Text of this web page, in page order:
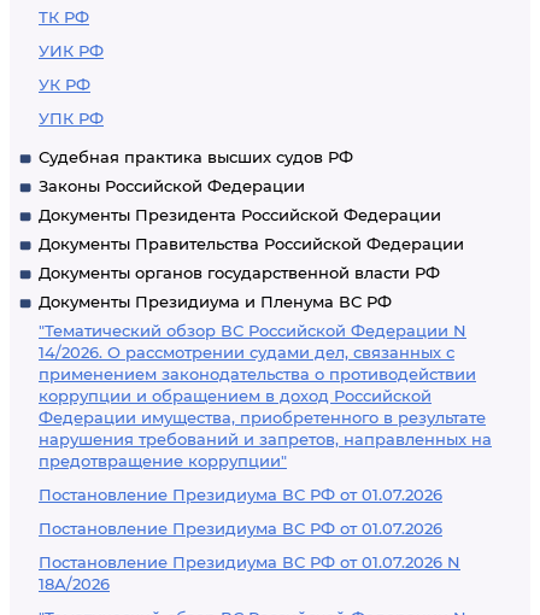
ТК РФ
УИК РФ
УК РФ
УПК РФ
Судебная практика высших судов РФ
Законы Российской Федерации
Документы Президента Российской Федерации
Документы Правительства Российской Федерации
Документы органов государственной власти РФ
Документы Президиума и Пленума ВС РФ
"Тематический обзор ВС Российской Федерации N
14/2026. О рассмотрении судами дел, связанных с
применением законодательства о противодействии
коррупции и обращением в доход Российской
Федерации имущества, приобретенного в результате
нарушения требований и запретов, направленных на
предотвращение коррупции"
Постановление Президиума ВС РФ от 01.07.2026
Постановление Президиума ВС РФ от 01.07.2026
Постановление Президиума ВС РФ от 01.07.2026 N
18А/2026